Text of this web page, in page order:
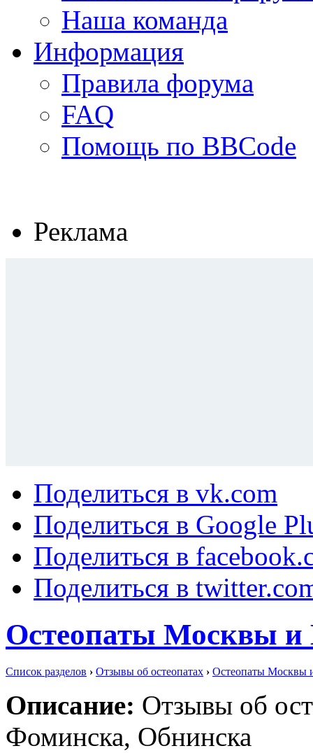
Наша команда
Информация
Правила форума
FAQ
Помощь по BBCode
Реклама
Поделиться в vk.com
Поделиться в Google
Поделиться в
Поделиться в
Остеопаты Москвы и
Список разделов › Отзывы об остеопатах › Остеопаты Москвы
Описание: Отзывы об
Фоминска, Обнинска